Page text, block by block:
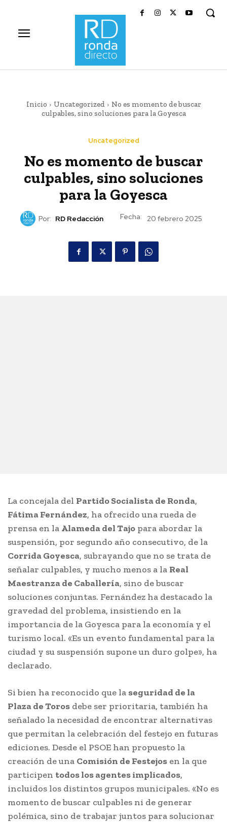
Inicio Uncategorized
No es momento de buscar
culpables, sino soluciones para la Goyesca
Uncategorized
No es momento de buscar
culpables, sino soluciones
para la Goyesca
Por: RD Redacción Fecha: 20 febrero 2025
La concejala del Partido Socialista de Ronda,
Fátima Fernández, ha ofrecido una rueda de
prensa en la Alameda del Tajo para abordar la
suspensión, por segundo año consecutivo, de la
Corrida Goyesca, subrayando que no se trata de
señalar culpables, y mucho menos a la Real
Maestranza de Caballería, sino de buscar
soluciones conjuntas. Fernández ha destacado la
gravedad del problema, insistiendo en la
importancia de la Goyesca para la economía y el
turismo local. «Es un evento fundamental para la
ciudad y su suspensión supone un duro golpe», ha
declarado.
Si bien ha reconocido que la seguridad de la
Plaza de Toros debe ser prioritaria, también ha
señalado la necesidad de encontrar alternativas
que permitan la celebración del festejo en futuras
ediciones. Desde el PSOE han propuesto la
creación de una Comisión de Festejos en la que
participen todos los agentes implicados,
incluidos los distintos grupos municipales. «No es
momento de buscar culpables ni de generar
polémica, sino de trabajar juntos para solucionar